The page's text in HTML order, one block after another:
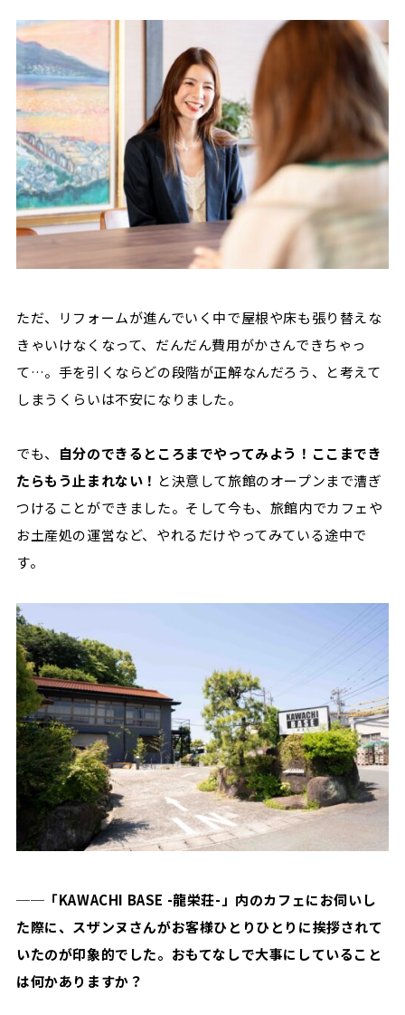
ただ、リフォームが進んでいく中で屋根や床も張り替えな
きゃいけなくなって、だんだん費用がかさんできちゃっ
て…。手を引くならどの段階が正解なんだろう、と考えて
しまうくらいは不安になりました。
でも、
自分のできるところまでやってみよう！ここまでき
たらもう止まれない！ と決意して旅館のオープンまで漕ぎ
つけることができました。そして今も、旅館内でカフェや
お土産処の運営など、やれるだけやってみている途中で
す。
──「KAWACHI BASE -龍栄荘-」内のカフェにお伺いし
た際に、スザンヌさんがお客様ひとりひとりに挨拶されて
いたのが印象的でした。おもてなしで大事にしていること
は何かありますか？